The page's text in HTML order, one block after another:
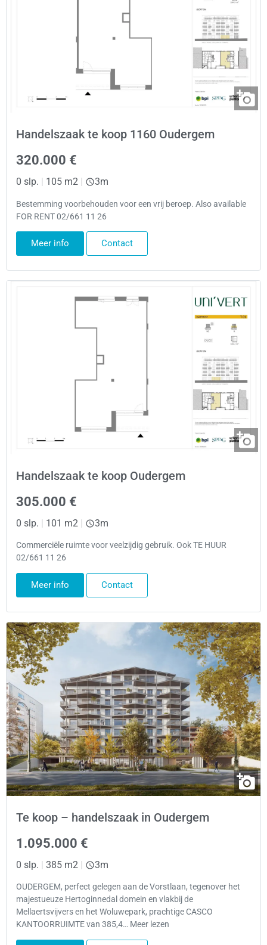
Handelszaak te koop 1160 Oudergem
320.000 €
0 slp. 105 m2 3m
Bestemming voorbehouden voor een vrij beroep. Also available
FOR RENT 02/661 11 26
Meer info Contact
Handelszaak te koop Oudergem
305.000 €
0 slp. | 101 m2 | 3m
Commerciële ruimte voor veelzijdig gebruik. Ook TE HUUR
02/661 11 26
Meer info Contact
Te koop – handelszaak in Oudergem
1.095.000 €
0 slp. | 385 m2 | 3m
OUDERGEM, perfect gelegen aan de Vorstlaan, tegenover het
majestueuze Hertoginnedal domein en vlakbij de
Mellaertsvijvers en het Woluwepark, prachtige CASCO
KANTOORRUIMTE van 385,4… Meer lezen